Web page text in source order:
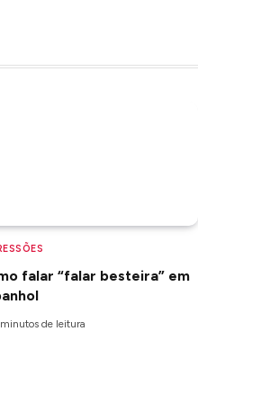
falar “falar besteira” em
de leitura